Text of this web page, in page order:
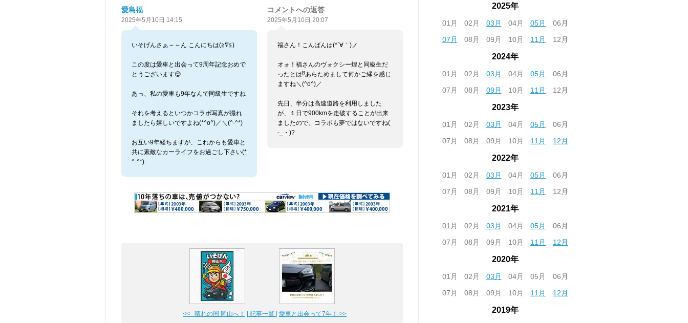
愛島福
2025年5月10日 14:15
いそげんさぁ～～ん こんにちは(≧∇≦)
この度は愛車と出会って9周年記念おめで
とうございます😊
あっ、私の愛車も9年なんで同級生ですね
それを考えるといつかコラボ写真が撮れ
ましたら嬉しいですよね(*^o^)／＼(^-^*)
お互い9年経ちますが、これからも愛車と
共に素敵なカーライフをお過ごし下さい(*
^-^*)
コメントへの返答
2025年5月10日 20:07
福さん！こんばんは(*´∀｀)ノ
オォ！福さんのヴォクシー煌と同級生だ
ったとは⁉あらためまして何かご縁を感じ
ますね＼(^o^)／
先日、半分は高速道路を利用しました
が、１日で900kmを走破することが出来
ましたので、コラボも夢ではないですね(
-_・)?
<< 晴れの国 岡山へ！ | 記事一覧 | 愛車と出会って7年！ >>
2025年
01月 02月 03月 04月 05月
06月
07月
08月 09月 10月 11月 12月
2024年
01月 02月 03月 04月 05月
06月
07月
08月 09月 10月 11月 12月
2023年
01月 02月 03月 04月 05月
06月
07月
08月 09月 10月 11月 12月
2022年
01月 02月 03月 04月 05月
06月
07月
08月 09月 10月 11月 12月
2021年
01月 02月 03月 04月 05月
06月
07月
08月 09月 10月 11月 12月
2020年
01月 02月 03月 04月 05月
06月
07月
08月 09月 10月 11月 12月
2019年